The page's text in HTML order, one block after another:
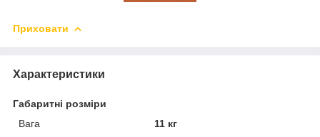
Приховати
Характеристики
Габаритні розміри
Вага
11 кг